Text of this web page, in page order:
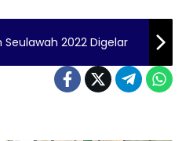
hidrometeorologi di
Kecamatan Lapang,
Kabupaten Aceh Utara, Sabtu
(14/3/2026). ‎ ‎Sebanyak 104
unit rumah hunian tetap
2022 Digelar